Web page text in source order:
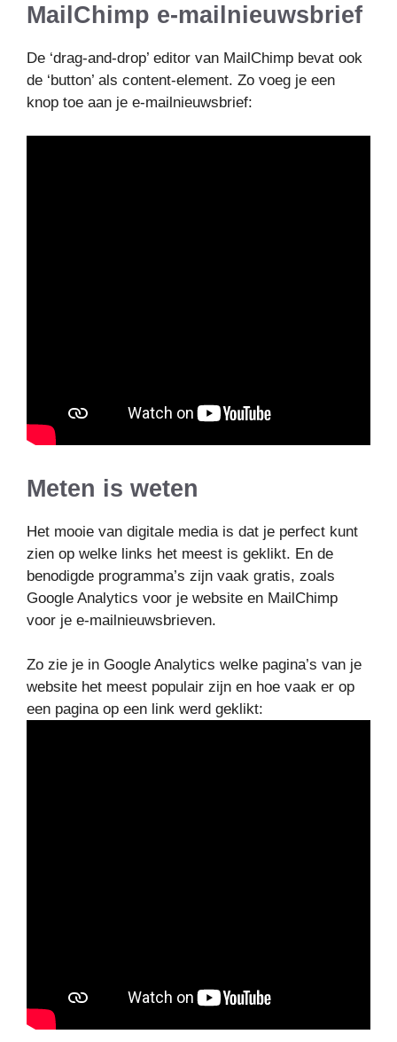
MailChimp e-mailnieuwsbrief
De ‘drag-and-drop’ editor van MailChimp bevat ook
de ‘button’ als content-element. Zo voeg je een
knop toe aan je e-mailnieuwsbrief:
Meten is weten
Het mooie van digitale media is dat je perfect kunt
zien op welke links het meest is geklikt. En de
benodigde programma’s zijn vaak gratis, zoals
Google Analytics voor je website en MailChimp
voor je e-mailnieuwsbrieven.
Zo zie je in Google Analytics welke pagina’s van je
website het meest populair zijn en hoe vaak er op
een pagina op een link werd geklikt: